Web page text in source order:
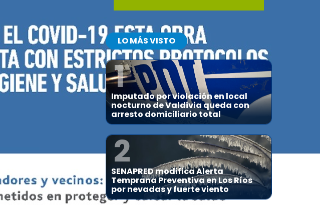
LO MÁS VISTO
1
Imputado por violación en local
nocturno de Valdivia queda con
arresto domiciliario total
2
SENAPRED modifica Alerta
Temprana Preventiva en Los Ríos
por nevadas y fuerte viento